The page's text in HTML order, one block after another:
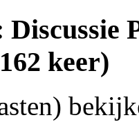
Discussie
keer)